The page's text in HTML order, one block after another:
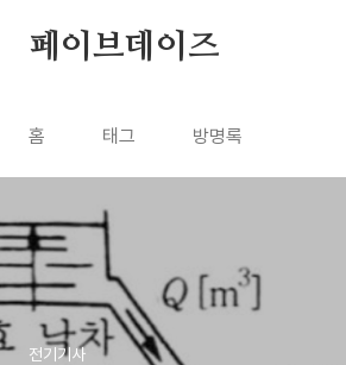
페이브데이즈
홈 태그 방명록
전기기사